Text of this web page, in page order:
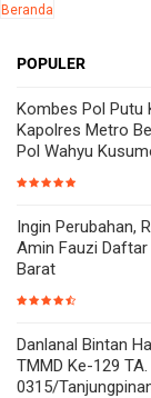
Beranda
POPULER
Kombes Pol Putu
Kapolres Metro
Pol Wahyu
Ingin Perubahan,
Amin Fauzi Daftar
Barat
Danlanal Bintan
TMMD Ke-129
0315/